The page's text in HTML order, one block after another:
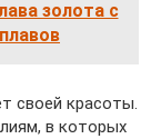
золота с
своей красоты.
в которых